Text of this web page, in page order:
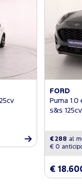
FORD
Puma
s&s 125cv
€ 288 al
€ 0
€